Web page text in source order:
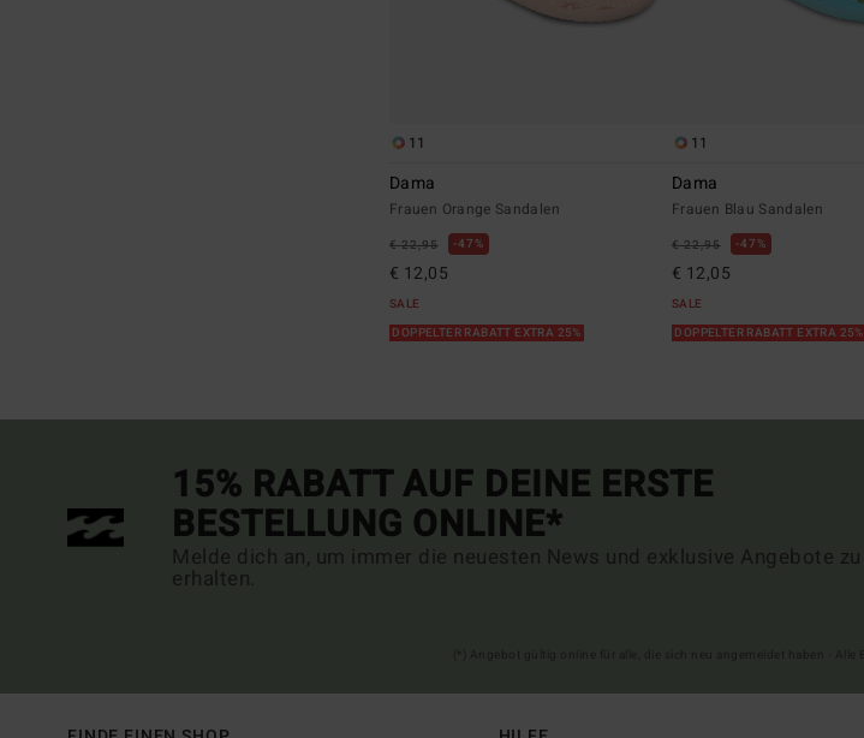
11
Dama
Frauen Orange Sandalen
€ 22,95 47%
€ 12,05
SALE
DOPPELTER RABATT EXTRA 25%
11
Dama
Frauen Blau Sandalen
€ 22,95 47%
€ 12,05
SALE
DOPPELTER RABATT EXTRA 25%
15% RABATT AUF DEINE ERSTE
BESTELLUNG ONLINE*
Melde dich an, um immer die neuesten News und exklusive Angebote zu
erhalten.